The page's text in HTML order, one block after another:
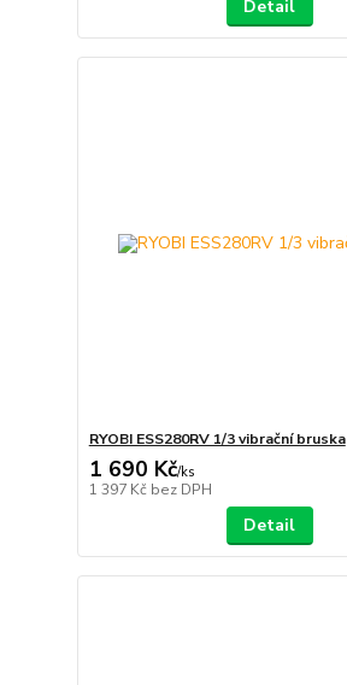
Detail
RYOBI ESS280RV 1/3 vibrační bruska
1 690 Kč/ks
1 397 Kč bez DPH
Detail